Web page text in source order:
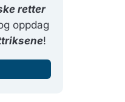
retter
oppdag
!